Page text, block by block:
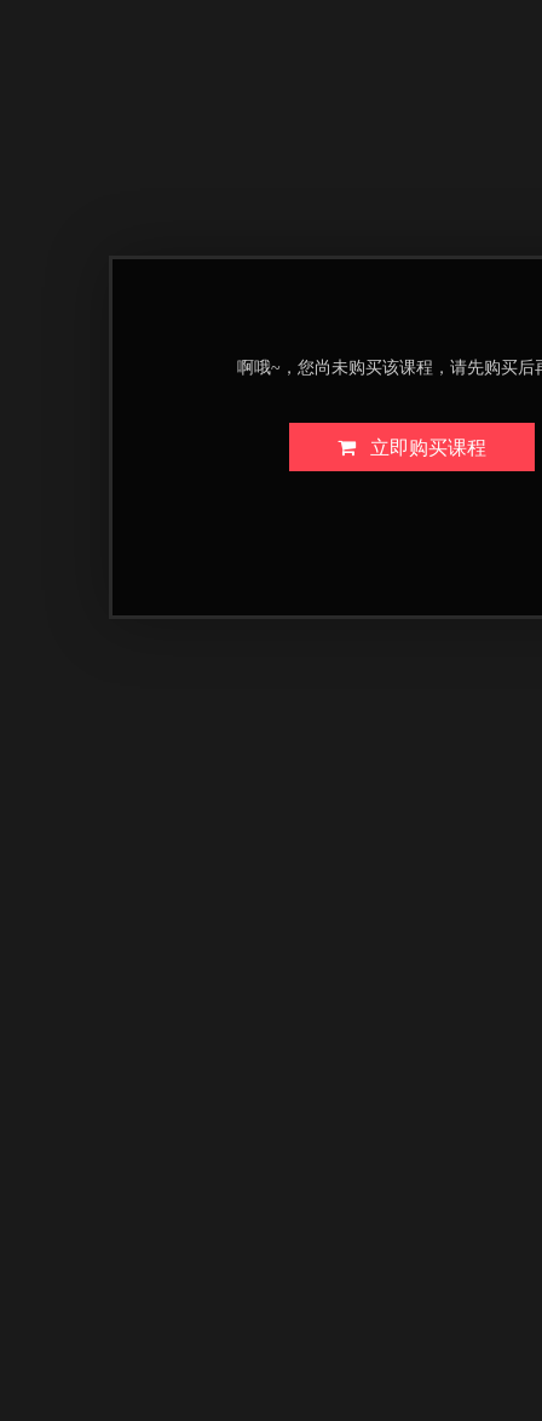
啊哦~，您尚未购买该课程，请先购买后
立即购买课程